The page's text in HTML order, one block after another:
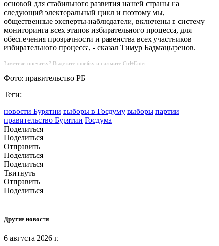
основой для стабильного развития нашей страны на
следующий электоральный цикл и поэтому мы,
общественные эксперты-наблюдатели, включены в систему
мониторинга всех этапов избирательного процесса, для
обеспечения прозрачности и равенства всех участников
избирательного процесса, - сказал Тимур Бадмацыренов.
Заметили опечатку? Выделите ошибку и нажмите Ctrl+Enter.
Фото: правительство РБ
Теги:
новости Бурятии выборы в Госдуму выборы партии
правительство Бурятии Госдума
Поделиться
Поделиться
Отправить
Поделиться
Поделиться
Твитнуть
Отправить
Поделиться
Другие новости
6 августа 2026 г.